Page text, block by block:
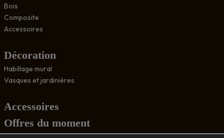
Bois
Composite
Accessoires
Décoration
Habillage mural
Vasques et jardinières
Accessoires
Offres du moment